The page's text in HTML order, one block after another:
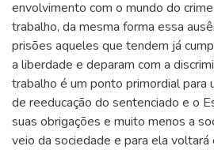
envolvimento com o mundo do
trabalho, da mesma forma essa
prisões aqueles que tendem já
a liberdade e deparam com a
trabalho é um ponto primordial para
de reeducação do sentenciado e o
suas obrigações e muito menos a
veio da sociedade e para ela